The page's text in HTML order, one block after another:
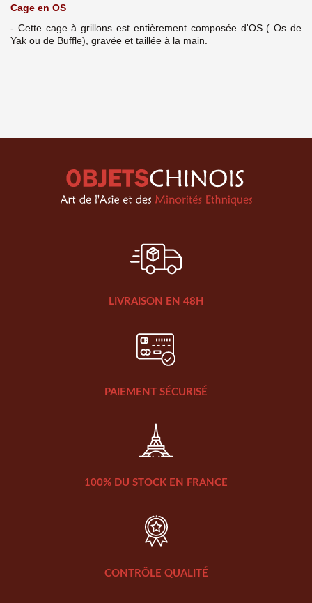
Cage en OS
- Cette cage à grillons est entièrement composée d'OS ( Os de
Yak ou de Buffle), gravée et taillée à la main.
LIVRAISON EN 48H
PAIEMENT SÉCURISÉ
100% DU STOCK EN FRANCE
CONTRÔLE QUALITÉ